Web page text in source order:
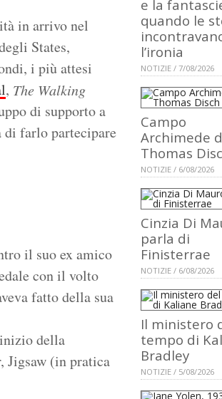
in arrivo nel
States,
i più attesi
, The Walking
di supporto a
di farlo partecipare
il suo ex amico
con il volto
fatto della sua
della
Jigsaw (in pratica
e la
quando le
l’ironia
NOTIZIE / 7/08/2026
Campo
Archimede
Thomas
NOTIZIE / 6/08/2026
Cinzia Di
parla di
Finisterrae
NOTIZIE / 6/08/2026
Il ministero
tempo di
Bradley
NOTIZIE / 5/08/2026